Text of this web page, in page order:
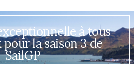
à tous
pour la saison 3 de
SailGP